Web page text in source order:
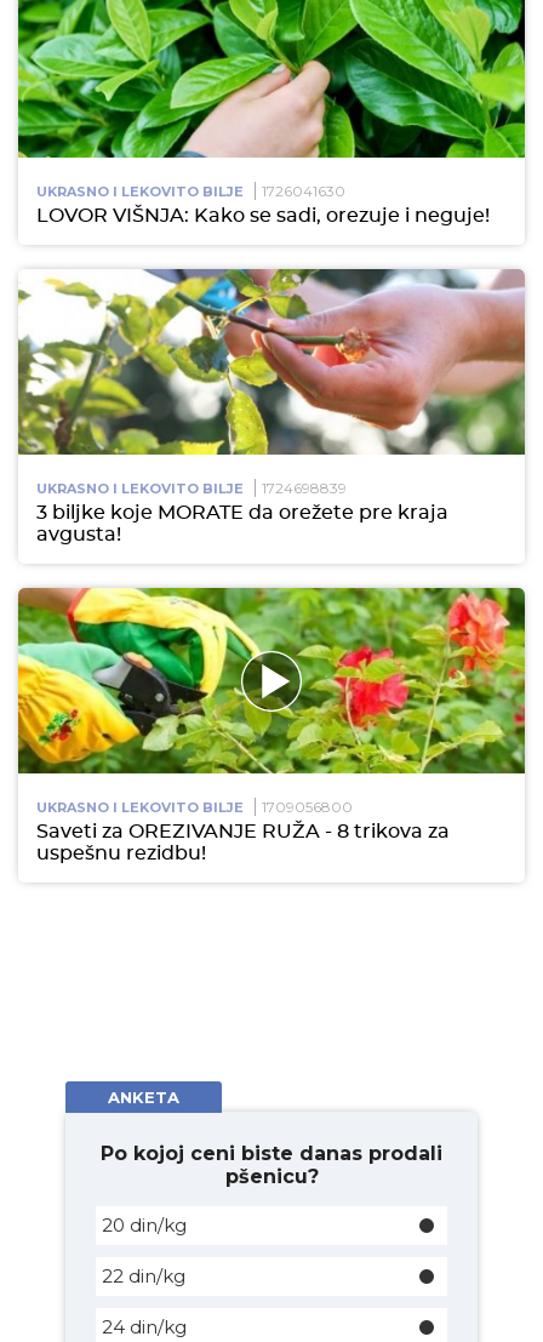
UKRASNO I LEKOVITO BILJE 1726041630
LOVOR VIŠNJA: Kako se sadi, orezuje i neguje!
UKRASNO I LEKOVITO BILJE 1724698839
3 biljke koje MORATE da orežete pre kraja
avgusta!
UKRASNO I LEKOVITO BILJE 1709056800
Saveti za OREZIVANJE RUŽA - 8 trikova za
uspešnu rezidbu!
ANKETA
Po kojoj ceni biste danas prodali
pšenicu?
20 din/kg
22 din/kg
24 din/kg